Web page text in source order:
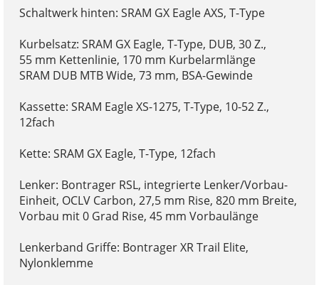
Schaltwerk hinten: SRAM GX Eagle AXS, T-Type
Kurbelsatz: SRAM GX Eagle, T-Type, DUB, 30 Z.,
55 mm Kettenlinie, 170 mm Kurbelarmlänge
SRAM DUB MTB Wide, 73 mm, BSA-Gewinde
Kassette: SRAM Eagle XS-1275, T-Type, 10-52 Z.,
12fach
Kette: SRAM GX Eagle, T-Type, 12fach
Lenker: Bontrager RSL, integrierte Lenker/Vorbau-
Einheit, OCLV Carbon, 27,5 mm Rise, 820 mm Breite,
Vorbau mit 0 Grad Rise, 45 mm Vorbaulänge
Lenkerband Griffe: Bontrager XR Trail Elite,
Nylonklemme